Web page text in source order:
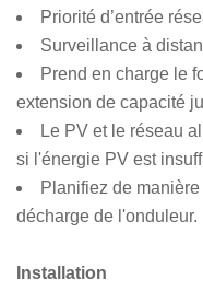
Priorité d’entrée
Surveillance à
Prend en charge le
extension de capacité
Le PV et le réseau
si l'énergie PV est
Planifiez de
décharge de l'onduleur.
Installation